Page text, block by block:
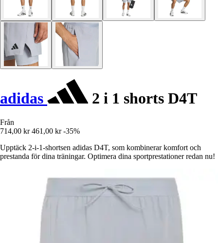
adidas 2 i 1 shorts D4T
Från
714,00 kr 461,00 kr -35%
Upptäck 2-i-1-shortsen adidas D4T, som kombinerar komfort och
prestanda för dina träningar. Optimera dina sportprestationer redan nu!